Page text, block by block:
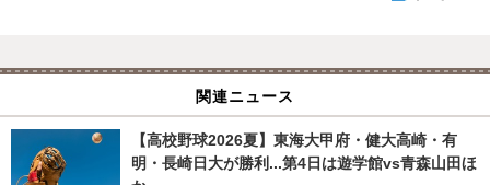
関連ニュース
【高校野球2026夏】東海大甲府・健大高崎・有
明・長崎日大が勝利...第4日は遊学館vs青森山田ほ